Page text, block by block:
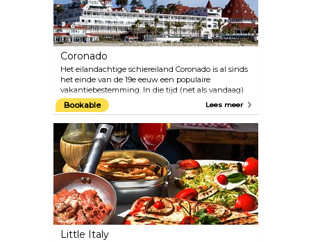
Coronado
Het eilandachtige schiereiland Coronado is al sinds
het einde van de 19e eeuw een populaire
vakantiebestemming. In die tijd (net als vandaag)
was de belangrijkste attractie het Hotel De
Coronado. Deze bezienswaardigheid, gebouwd in
1888, heeft talloze presidenten, prinsen en
beroemdheden tot zijn gasten mogen rekenen,
waaronder Marilyn Monroe en Frank Sinatra.
Coronado of “The Crown City”, zoals het ook wel
wordt genoemd, trekt toeristen van over de hele
wereld aan dankzij de brede kustlijn van
zandstranden met glinsterend zand, dankzij het
mineraal Mica.
Bookable Lees meer
Little Italy